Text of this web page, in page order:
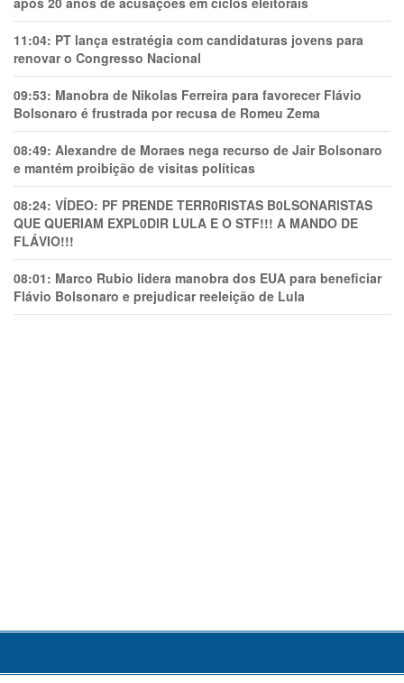
11:04: PT lança estratégia com candidaturas jovens para
renovar o Congresso Nacional
09:53: Manobra de Nikolas Ferreira para favorecer Flávio
Bolsonaro é frustrada por recusa de Romeu Zema
08:49: Alexandre de Moraes nega recurso de Jair Bolsonaro
e mantém proibição de visitas políticas
08:24: VÍDEO: PF PRENDE TERR0RlSTAS B0LSONARlSTAS
QUE QUERIAM EXPL0DlR LULA E O STF!!! A MANDO DE
FLÁVIO!!!
08:01: Marco Rubio lidera manobra dos EUA para beneficiar
Flávio Bolsonaro e prejudicar reeleição de Lula